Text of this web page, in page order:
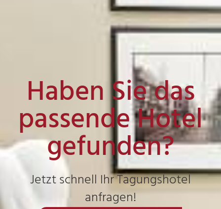
Haben Sie das
passende Hotel
gefunden?
Jetzt schnell Ihr Tagungshotel
anfragen!